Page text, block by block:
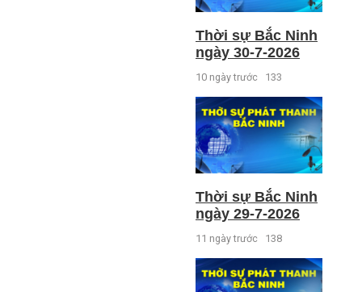
Thời sự Bắc Ninh
ngày 30-7-2026
10 ngày trước 133
Thời sự Bắc Ninh
ngày 29-7-2026
11 ngày trước 138